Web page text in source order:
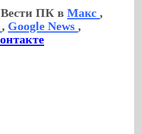
Вести ПК вМакс,
, Google News,